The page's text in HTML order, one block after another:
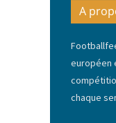
A
européen
chaque